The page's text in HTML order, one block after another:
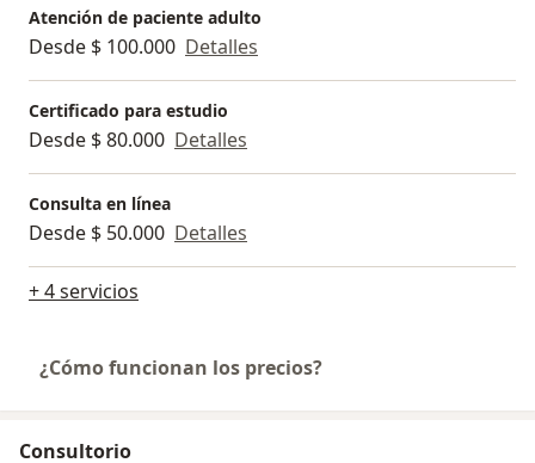
Atención de paciente adulto
Desde $ 100.000 Detalles
Certificado para estudio
Desde $ 80.000 Detalles
Consulta en línea
Desde $ 50.000 Detalles
+ 4 servicios
¿Cómo funcionan los precios?
Consultorio